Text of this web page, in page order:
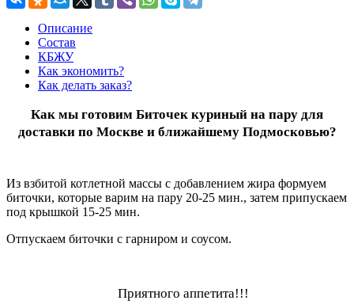
Описание
Состав
КБЖУ
Как экономить?
Как делать заказ?
Как мы готовим Биточек куриный на пару для
доставки по Москве и ближайшему Подмосковью?
Из взбитой котлетной массы с добавлением жира формуем
биточки, которые варим на пару 20-25 мин., затем припускаем
под крышкой 15-25 мин.
Отпускаем биточки с гарниром и соусом.
Приятного аппетита!!!